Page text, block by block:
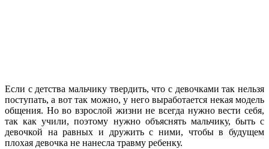
Если с детства мальчику твердить, что с девочками так нельзя
поступать, а вот так можно, у него выработается некая модель
общения. Но во взрослой жизни не всегда нужно вести себя,
так как учили, поэтому нужно объяснять мальчику, быть с
девочкой на равных и дружить с ними, чтобы в будущем
плохая девочка не нанесла травму ребенку.